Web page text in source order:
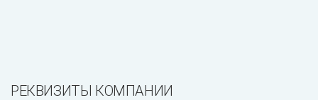
РЕКВИЗИТЫ КОМПАНИИ